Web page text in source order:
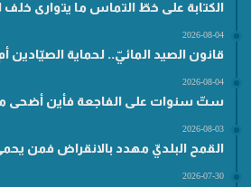
الكتابة على خطّ التماس ما يتوارى
2026-08-04
قانون الصيد المائيّ.. لحماية الصيّادين
2026-08-04
ستّ سنوات على الفاجعة فأين أضحى
2026-08-03
القمح البلديّ مهدد بالانقراض فمن
2026-07-30